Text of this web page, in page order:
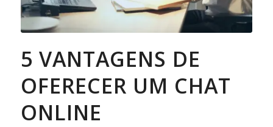
5 VANTAGENS DE
OFERECER UM CHAT
ONLINE